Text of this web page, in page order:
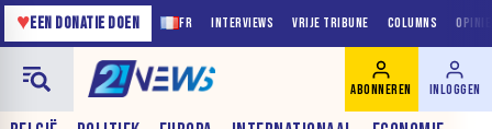
FR INTERVIEWS VRIJE TRIBUNE COLUMNS
♥EEN DONATIE DOEN
ABONNEREN INLOGGEN